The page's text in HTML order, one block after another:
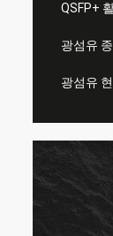
QSFP+
광섬유
광섬유